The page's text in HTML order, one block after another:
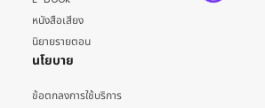
หนังสือเสียง
นิยายรายตอน
นโยบาย
ข้อตกลงการใช้บริการ